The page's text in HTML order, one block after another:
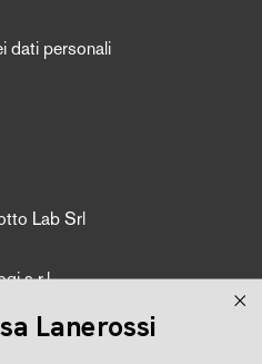
dati personali
Lab Srl
s.r.l.
Lanerossi